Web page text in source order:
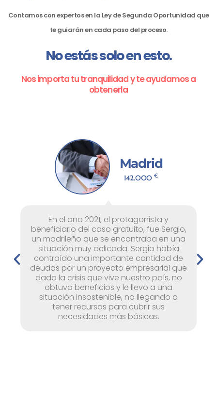
Contamos con expertos en la Ley de Segunda Oportunidad que
te guiarán en cada paso del proceso.
No estás solo en esto.
Nos importa tu tranquilidad y te ayudamos a
obtenerla
En el año 2021, el protagonista y
beneficiario del caso gratuito, fue Sergio,
un madrileño que se encontraba en una
situación muy delicada. Sergio había
contraído una importante cantidad de
deudas por un proyecto empresarial que
dada la crisis que vive nuestro país, no
obtuvo beneficios y le llevo a una
situación insostenible, no llegando a
tener recursos para cubrir sus
necesidades más básicas.
Madrid
142.000 €